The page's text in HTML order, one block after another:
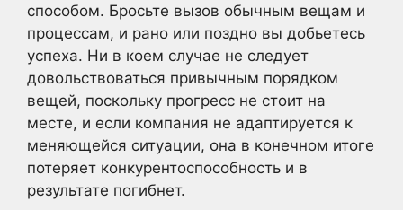
способом. Бросьте вызов обычным вещам и
процессам, и рано или поздно вы добьетесь
успеха. Ни в коем случае не следует
довольствоваться привычным порядком
вещей, поскольку прогресс не стоит на
месте, и если компания не адаптируется к
меняющейся ситуации, она в конечном итоге
потеряет конкурентоспособность и в
результате погибнет.